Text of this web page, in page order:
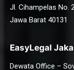
Jl. Cihampelas No.
Jawa Barat 40131
EasyLegal
Dewata Office –